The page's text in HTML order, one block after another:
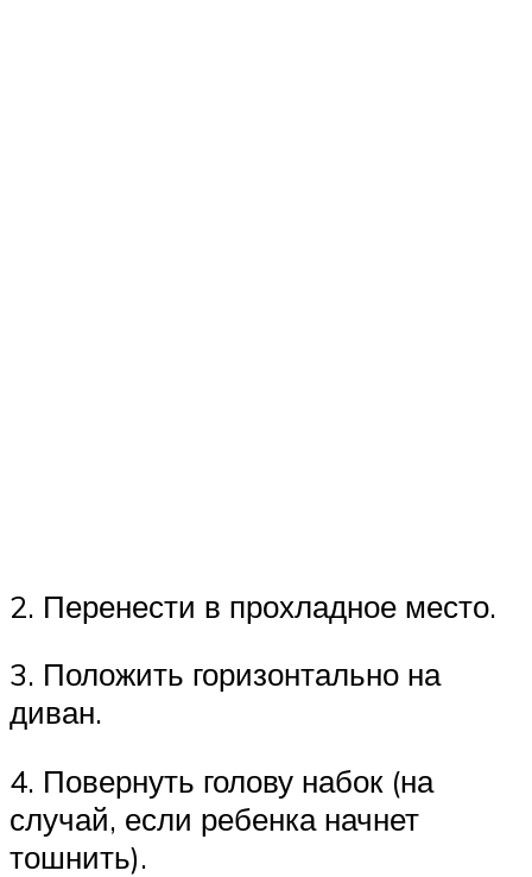
2. Перенести в прохладное место.
3. Положить горизонтально на
диван.
4. Повернуть голову набок (на
случай, если ребенка начнет
тошнить).